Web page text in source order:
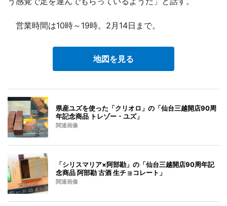
営業時間は10時～19時。2月14日まで。
地図を見る
県産ユズを使った「クリオロ」の「仙台三越開店90周
年記念商品 トレゾー・ユズ」
関連画像
「シリスマリア×阿部勘」の「仙台三越開店90周年記
念商品 阿部勘 古酒 生チョコレート」
関連画像